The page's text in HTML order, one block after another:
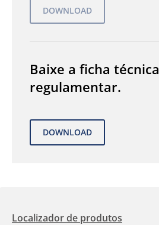
Baixe a ficha técnica
regulamentar.
Localizador de produtos